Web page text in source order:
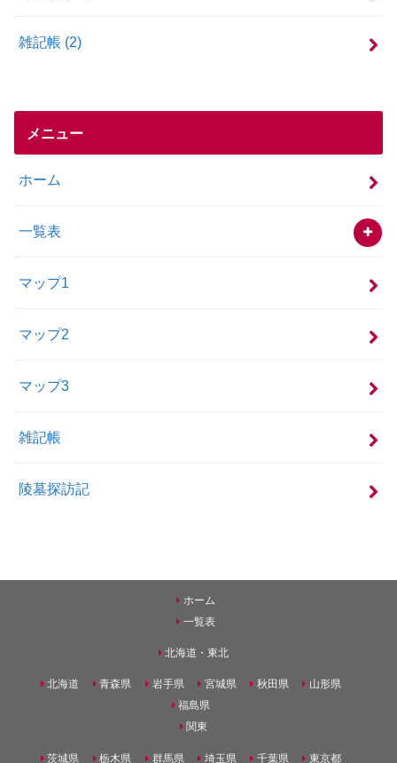
雑記帳 (2)
メニュー
ホーム
一覧表
マップ1
マップ2
マップ3
雑記帳
陵墓探訪記
ホーム
一覧表
北海道・東北
北海道 青森県 岩手県 宮城県 秋田県
山形県
福島県
関東
茨城県 栃木県 群馬県 埼玉県 千葉県 東京都